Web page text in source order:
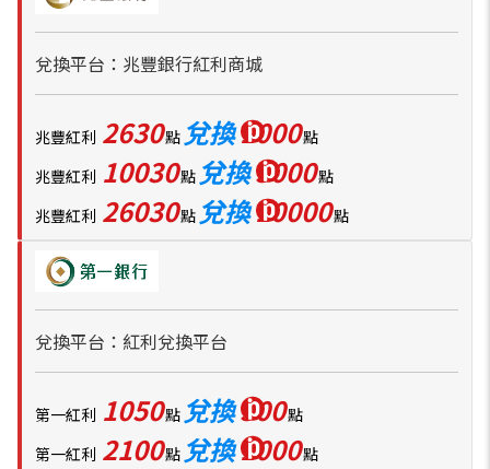
兌換平台：兆豐銀行紅利商城
兆豐紅利 2630點兌換1000點
兆豐紅利 10030點兌換5000點
兆豐紅利 26030點兌換10000點
兌換平台：紅利兌換平台
第一紅利 1050點 兌換500點
第一紅利 2100點 兌換1000點